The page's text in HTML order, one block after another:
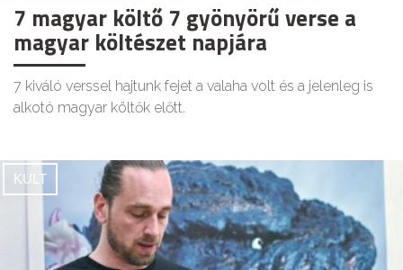
7 magyar költő 7 gyönyörű verse a
magyar költészet napjára
7 kiváló verssel hajtunk fejet a valaha volt és a jelenleg is
alkotó magyar költők előtt.
KULT